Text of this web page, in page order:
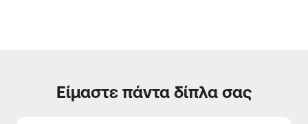
Είμαστε πάντα δίπλα σας